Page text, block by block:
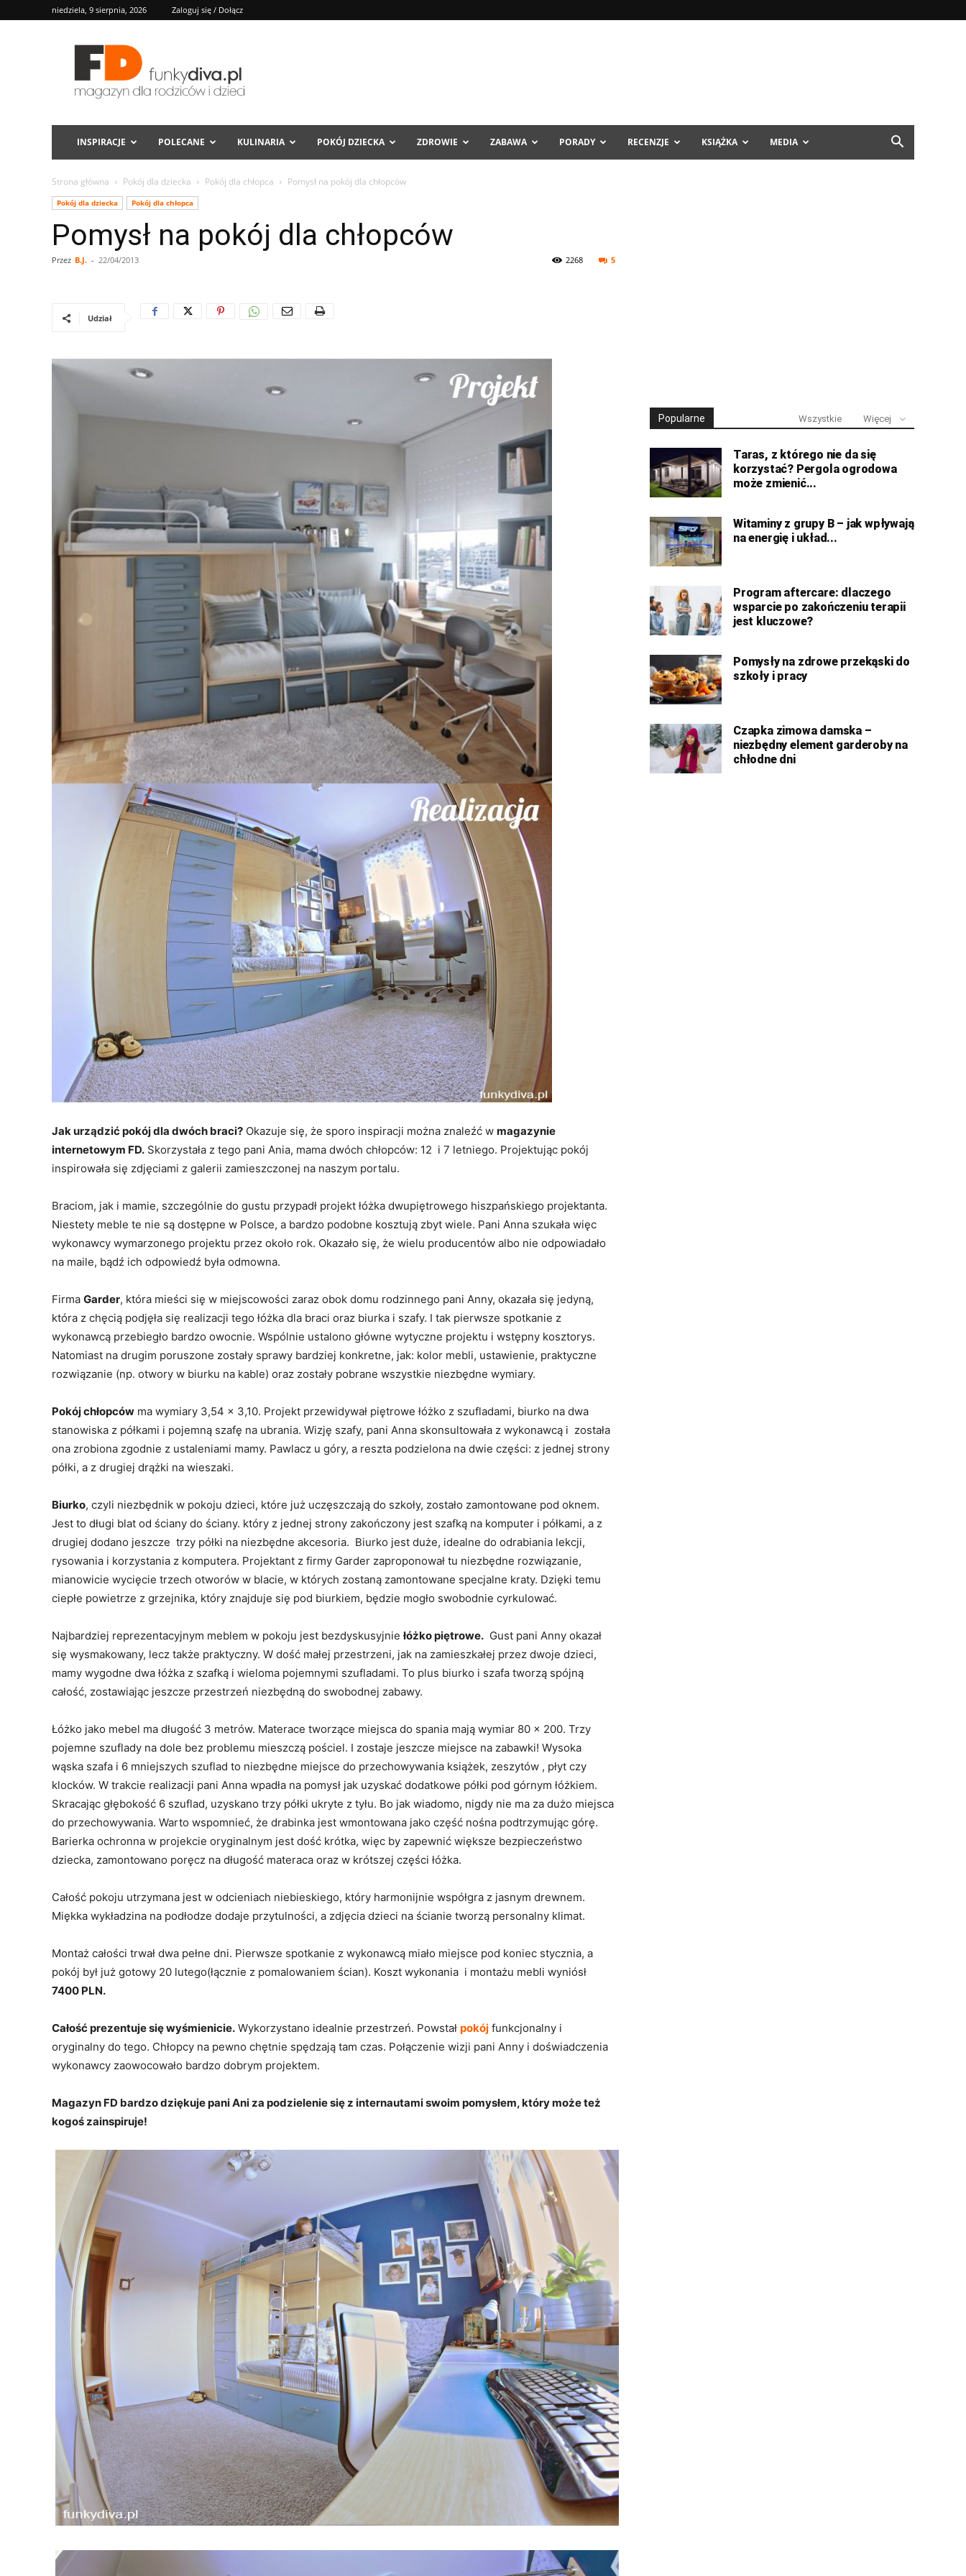
niedziela, 9 sierpnia, 2026 Zaloguj się / Dołącz
FD
INSPIRACJE POLECANE KULINARIA POKÓJ DZIECKA ZDROWIE ZABAWA PORADY RECENZJE KSIĄŻKA MEDIA
Strona główna Pokój dla dziecka Pokój dla chłopca Pomysł na pokój dla chłopców
Pokój dla dziecka Pokój dla chłopca
Pomysł na pokój dla chłopców
Przez B.J. - 22/04/2013 5
2268
Udział
Jak urządzić pokój dla dwóch braci? Okazuje się, że sporo inspiracji można znaleźć w magazynie
internetowym FD. Skorzystała z tego pani Ania, mama dwóch chłopców: 12 i 7 letniego. Projektując pokój
inspirowała się zdjęciami z galerii zamieszczonej na naszym portalu.
Braciom, jak i mamie, szczególnie do gustu przypadł projekt łóżka dwupiętrowego hiszpańskiego projektanta.
Niestety meble te nie są dostępne w Polsce, a bardzo podobne kosztują zbyt wiele. Pani Anna szukała więc
wykonawcy wymarzonego projektu przez około rok. Okazało się, że wielu producentów albo nie odpowiadało
na maile, bądź ich odpowiedź była odmowna.
Firma Garder, która mieści się w miejscowości zaraz obok domu rodzinnego pani Anny, okazała się jedyną,
która z chęcią podjęła się realizacji tego łóżka dla braci oraz biurka i szafy. I tak pierwsze spotkanie z
wykonawcą przebiegło bardzo owocnie. Wspólnie ustalono główne wytyczne projektu i wstępny kosztorys.
Natomiast na drugim poruszone zostały sprawy bardziej konkretne, jak: kolor mebli, ustawienie, praktyczne
rozwiązanie (np. otwory w biurku na kable) oraz zostały pobrane wszystkie niezbędne wymiary.
Pokój chłopców ma wymiary 3,54 x 3,10. Projekt przewidywał piętrowe łóżko z szufladami, biurko na dwa
stanowiska z półkami i pojemną szafę na ubrania. Wizję szafy, pani Anna skonsultowała z wykonawcą i została
ona zrobiona zgodnie z ustaleniami mamy. Pawlacz u góry, a reszta podzielona na dwie części: z jednej strony
półki, a z drugiej drążki na wieszaki.
Biurko, czyli niezbędnik w pokoju dzieci, które już uczęszczają do szkoły, zostało zamontowane pod oknem.
Jest to długi blat od ściany do ściany. który z jednej strony zakończony jest szafką na komputer i półkami, a z
drugiej dodano jeszcze trzy półki na niezbędne akcesoria. Biurko jest duże, idealne do odrabiania lekcji,
rysowania i korzystania z komputera. Projektant z firmy Garder zaproponował tu niezbędne rozwiązanie,
mianowicie wycięcie trzech otworów w blacie, w których zostaną zamontowane specjalne kraty. Dzięki temu
ciepłe powietrze z grzejnika, który znajduje się pod biurkiem, będzie mogło swobodnie cyrkulować.
Najbardziej reprezentacyjnym meblem w pokoju jest bezdyskusyjnie łóżko piętrowe. Gust pani Anny okazał
się wysmakowany, lecz także praktyczny. W dość małej przestrzeni, jak na zamieszkałej przez dwoje dzieci,
mamy wygodne dwa łóżka z szafką i wieloma pojemnymi szufladami. To plus biurko i szafa tworzą spójną
całość, zostawiając jeszcze przestrzeń niezbędną do swobodnej zabawy.
Łóżko jako mebel ma długość 3 metrów. Materace tworzące miejsca do spania mają wymiar 80 x 200. Trzy
pojemne szuflady na dole bez problemu mieszczą pościel. I zostaje jeszcze miejsce na zabawki! Wysoka
wąska szafa i 6 mniejszych szuflad to niezbędne miejsce do przechowywania książek, zeszytów , płyt czy
klocków. W trakcie realizacji pani Anna wpadła na pomysł jak uzyskać dodatkowe półki pod górnym łóżkiem.
Skracając głębokość 6 szuflad, uzyskano trzy półki ukryte z tyłu. Bo jak wiadomo, nigdy nie ma za dużo miejsca
do przechowywania. Warto wspomnieć, że drabinka jest wmontowana jako część nośna podtrzymując górę.
Barierka ochronna w projekcie oryginalnym jest dość krótka, więc by zapewnić większe bezpieczeństwo
dziecka, zamontowano poręcz na długość materaca oraz w krótszej części łóżka.
Całość pokoju utrzymana jest w odcieniach niebieskiego, który harmonijnie współgra z jasnym drewnem.
Miękka wykładzina na podłodze dodaje przytulności, a zdjęcia dzieci na ścianie tworzą personalny klimat.
Montaż całości trwał dwa pełne dni. Pierwsze spotkanie z wykonawcą miało miejsce pod koniec stycznia, a
pokój był już gotowy 20 lutego(łącznie z pomalowaniem ścian). Koszt wykonania i montażu mebli wyniósł
7400 PLN.
Całość prezentuje się wyśmienicie. Wykorzystano idealnie przestrzeń. Powstał pokój funkcjonalny i
oryginalny do tego. Chłopcy na pewno chętnie spędzają tam czas. Połączenie wizji pani Anny i doświadczenia
wykonawcy zaowocowało bardzo dobrym projektem.
Magazyn FD bardzo dziękuje pani Ani za podzielenie się z internautami swoim pomysłem, który może też
kogoś zainspiruje!
Popularne Wszystkie Więcej
Taras, z którego nie da się
korzystać? Pergola ogrodowa
może zmienić...
Witaminy z grupy B – jak wpływają
na energię i układ...
Program aftercare: dlaczego
wsparcie po zakończeniu terapii
jest kluczowe?
Pomysły na zdrowe przekąski do
szkoły i pracy
Czapka zimowa damska –
niezbędny element garderoby na
chłodne dni